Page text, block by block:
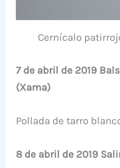
Cernícalo
7 de abril de 2019
(Xama)
Pollada de tarro
8 de abril de 2019